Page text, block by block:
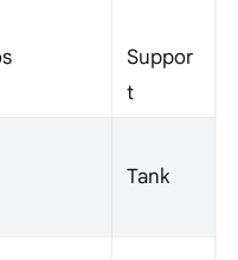
Suppor
t
Tank